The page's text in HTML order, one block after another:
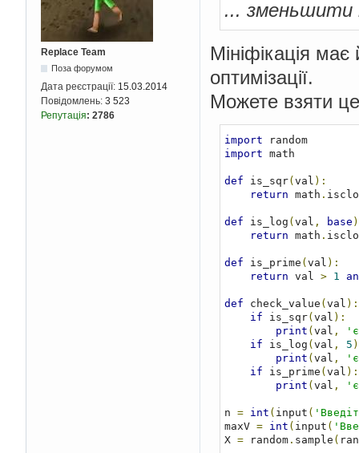
Replace Team
Поза форумом
Дата реєстрації: 15.03.2014
Повідомлень: 3 523
Репутація: 2786
... зменьшити
Мініфікація
оптимізації.
Можете взяти
import
random
import math
def is_sqr( val ):
return math .
def is_log ( val , base
return math .
def is_prime ( val ):
return val > 1
def check_value ( val ):
if is_sqr( val ):
print ( val ,
if is_log ( val , 5
print ( val ,
if is_prime ( val ):
print ( val ,
n = int ( input (
maxV = int ( input (
X = random. sample (